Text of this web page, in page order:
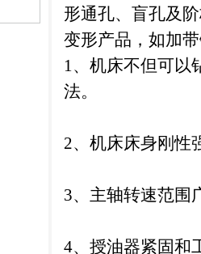
形通孔、盲孔及
变形产品，如加
1、机床不但可以
法。
2、机床床身刚性
3、主轴转速范围
4、授油器紧固和